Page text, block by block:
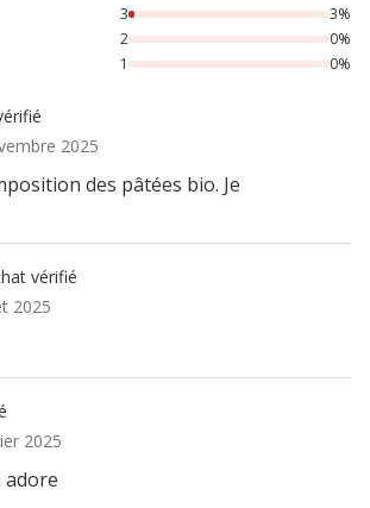
3
3%
2
0%
1
0%
2025
des pâtées bio. Je
vérifié
2025
2025
adore